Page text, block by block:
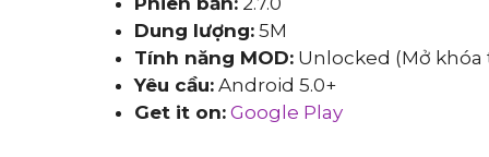
Dung lượng: 5M
Tính năng MOD: Unlocked (Mở
Yêu cầu: Android 5.0+
Get it on: Google Play